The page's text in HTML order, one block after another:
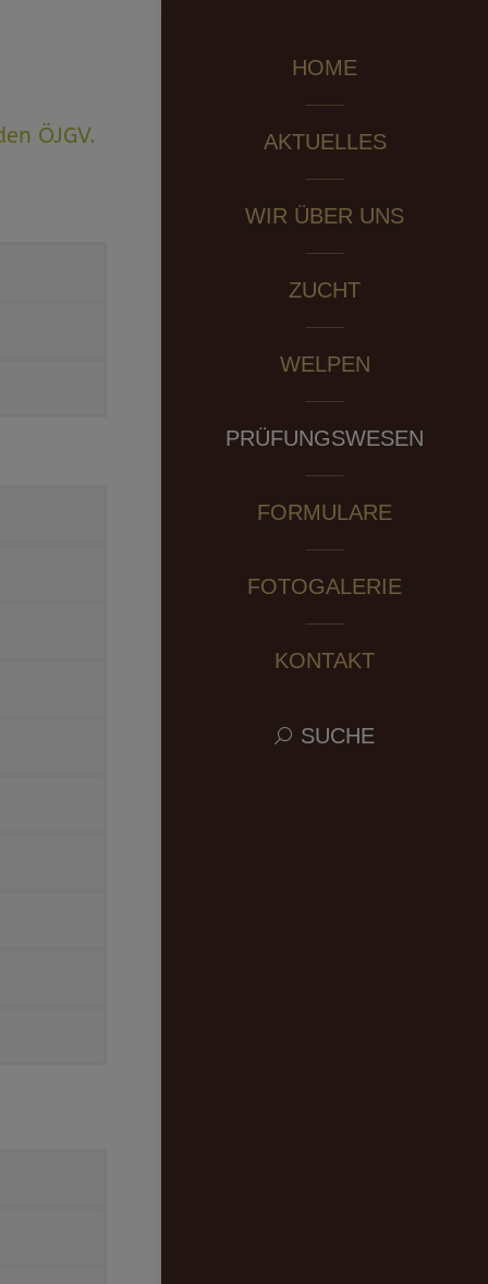
HOME
AKTUELLES
WIR ÜBER UNS
ZUCHT
WELPEN
PRÜFUNGSWESEN
FORMULARE
FOTOGALERIE
KONTAKT
Search:SUCHE
ÖJGV.